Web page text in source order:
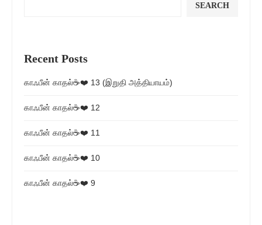
SEARCH
Recent Posts
காஃபீன் காதல்☕❤️ 13 (இறுதி அத்தியாயம்)
காஃபீன் காதல்☕❤️ 12
காஃபீன் காதல்☕❤️ 11
காஃபீன் காதல்☕❤️ 10
காஃபீன் காதல்☕❤️ 9